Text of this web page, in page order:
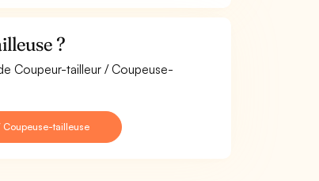
?
Coupeur-tailleur / Coupeuse-
Coupeuse-tailleuse